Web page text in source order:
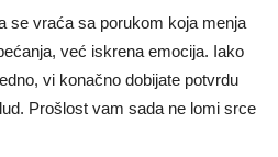
se vraća sa porukom koja menja
već iskrena emocija. Iako
vi konačno dobijate potvrdu
Prošlost vam sada ne lomi srce